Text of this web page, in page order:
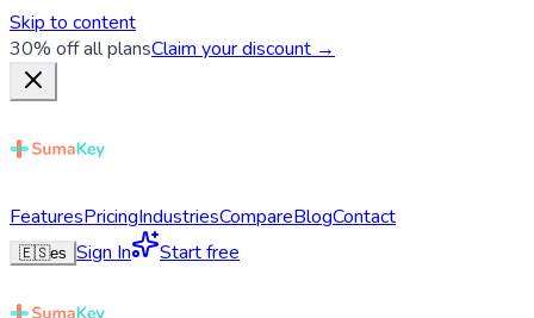
Skip to content
30% off all plansClaim your discount →
FeaturesPricingIndustriesCompareBlogContact
🇪🇸es Sign In Start free